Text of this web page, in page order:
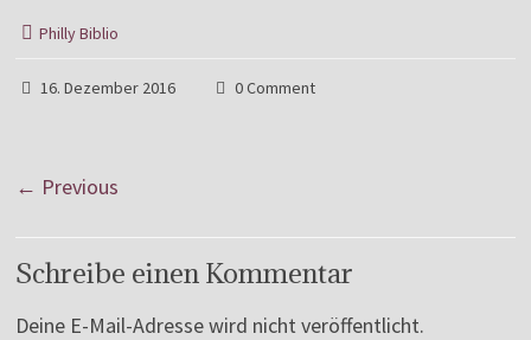
Philly Biblio
16. Dezember 2016 0 Comment
← Previous
Schreibe einen Kommentar
Deine E-Mail-Adresse wird nicht veröffentlicht.